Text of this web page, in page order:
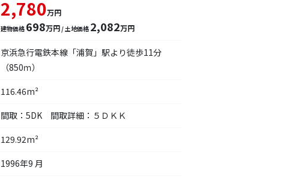
2,780万円
建物価格 698万円 / 土地価格 2,082万円
京浜急行電鉄本線「浦賀」駅より徒歩11分
（850ｍ）
116.46m²
間取：5DK 間取詳細：５ＤＫＫ
129.92m²
1996年9 月